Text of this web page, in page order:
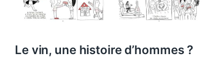
Le vin, une histoire d’hommes ?